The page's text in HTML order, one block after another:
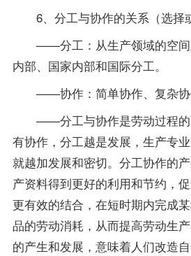
6、分工与协作的关系（选择
——分工：从生产领域的空间
内部、国家内部和国际分工。
——协作：简单协作、复杂
——分工与协作是劳动过程的
有协作，分工越是发展，生产专业
就越加发展和密切。分工协作的
产资料得到更好的利用和节约，
更有效的结合，在短时期内完成
品的劳动消耗，从而提高劳动生
的产生和发展，意味着人们改造